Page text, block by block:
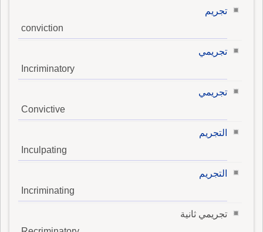
تجريم
conviction
تجريمي
Incriminatory
تجريمي
Convictive
التجريم
Inculpating
التجريم
Incriminating
تجريمي ثانية